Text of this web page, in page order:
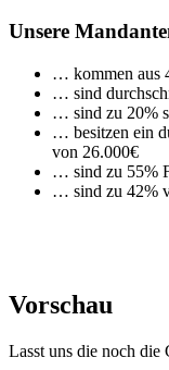
Unsere
… kommen aus
… sind
… sind zu 20%
… besitzen ein
von 26.000€
… sind zu 55%
… sind zu 42%
Vorschau
Lasst uns die noch die